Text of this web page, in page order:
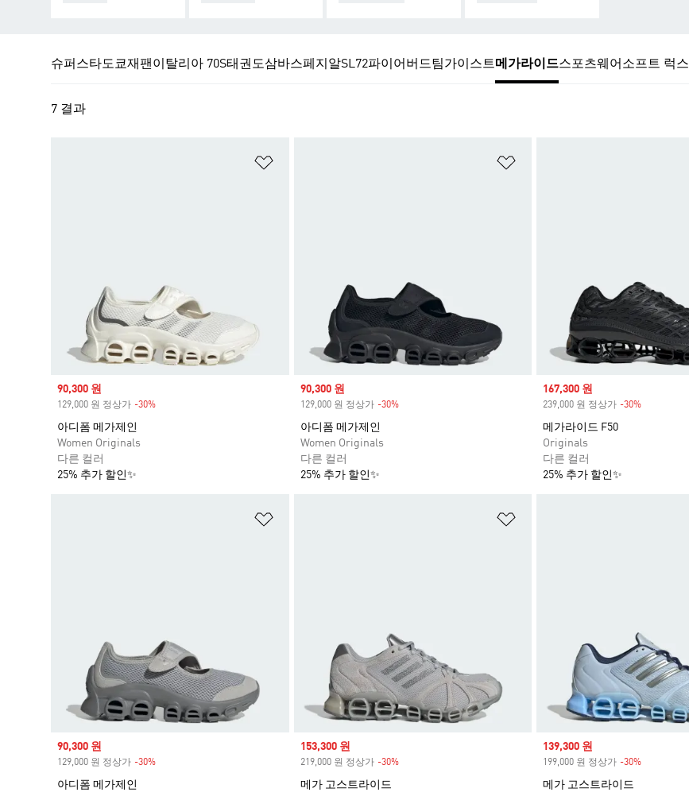
슈퍼스타도쿄재팬이탈리아 70S태권도삼바스페지알SL72파이어버드팀가이스트메가라이드스포츠웨어 소프트 럭스
7 결과
Sale price
90,300 원
129,000 원 정상가 -30%
아디폼 메가제인
Women Originals
다른 컬러
25% 추가 할인✨
Sale price
90,300 원
129,000 원 정상가 -30%Discount
아디폼 메가제인
Women Originals
다른 컬러
25% 추가 할인✨
Sale price
167,300 원
239,000 원 정상가 -30%
메가라이드 F50
Originals
다른 컬러
25% 추가 할인✨
Sale price
90,300 원
129,000 원 정상가 -30%
아디폼 메가제인
Sale price
153,300 원
219,000 원 정상가 -30%Discount
메가 고스트라이드
Sale price
139,300 원
199,000 원 정상가 -30%
메가 고스트라이드